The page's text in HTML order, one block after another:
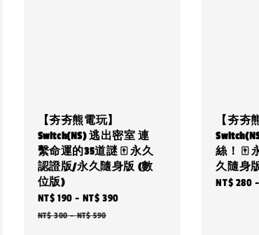
【夯夯熊電玩】
Switch(NS) 逃出密室 連
繫命運的35道謎 🀄 永久
認證版/永久隨身版 (數
位版)
Sale
price
NT$ 190 - NT$ 390
NT$ 300-NT$ 590
【夯夯
絲！ 🀄
久隨身
Regular
NT$ 280